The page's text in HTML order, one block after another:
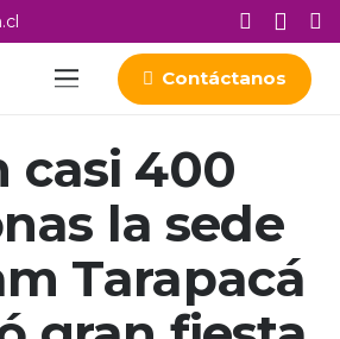
Contáctanos
casi 400
la sede
Tarapacá